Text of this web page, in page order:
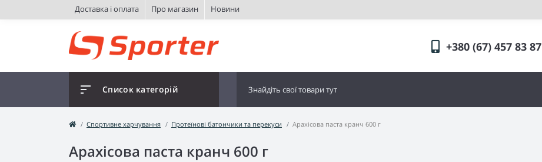
Доставка і оплата Про магазин Новини
+380 (67) 457 83 87
Список категорій
Спортивне харчування Протеїнові батончики та перекуси Арахісова паста кранч 600 г
Арахісова паста кранч 600 г